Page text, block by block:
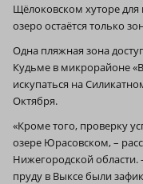
Щёлоковском хуторе
озеро остаётся только
Одна пляжная зона
Кудьме в микрорайоне
искупаться на
Октября.
«Кроме того, проверку
озере Юрасовском, –
Нижегородской области.
пруду в Выксе были